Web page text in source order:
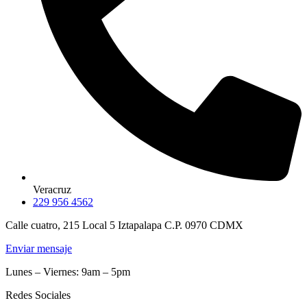
Veracruz
229 956 4562
Calle cuatro, 215 Local 5 Iztapalapa C.P. 0970 CDMX
Enviar mensaje
Lunes – Viernes: 9am – 5pm
Redes Sociales